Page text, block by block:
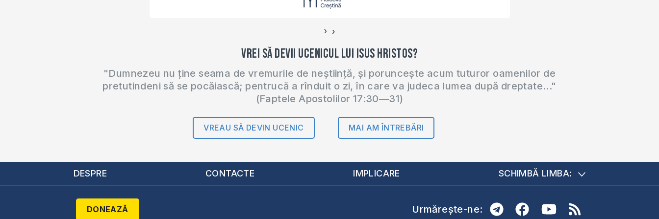
‹ ›
Vrei să devii ucenicul lui Isus Hristos?
"Dumnezeu nu ține seama de vremurile de neștiință, și poruncește acum tuturor oamenilor de
pretutindeni să se pocăiască; pentrucă a rînduit o zi, în care va judeca lumea după dreptate..."
(Faptele Apostolilor 17:30—31)
VREAU SĂ DEVIN UCENIC MAI AM ÎNTREBĂRI
DESPRE CONTACTE IMPLICARE SCHIMBĂ LIMBA:
DONEAZĂ Urmărește-ne: